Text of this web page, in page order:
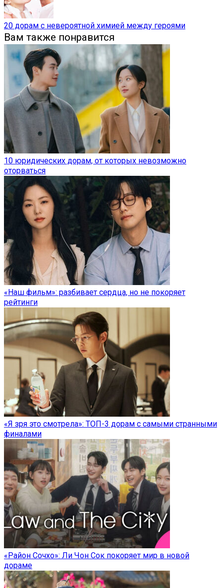
20 дорам с невероятной химией между героями
Вам также понравится
10 юридических дорам, от которых невозможно
оторваться
«Наш фильм»: разбивает сердца, но не покоряет
рейтинги
«Я зря это смотрела»: ТОП-3 дорам с самыми странными
финалами
«Район Сочхо»: Ли Чон Сок покоряет мир в новой
дораме